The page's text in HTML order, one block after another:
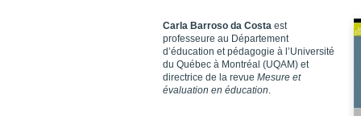
Carla Barroso da Costa est
professeure au Département
d’éducation et pédagogie à l’Université
du Québec à Montréal (UQAM) et
directrice de la revue Mesure et
évaluation en éducation.